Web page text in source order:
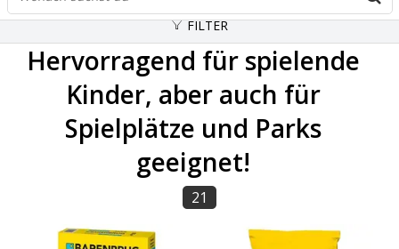
FILTER
Hervorragend für spielende
Kinder, aber auch für
Spielplätze und Parks
geeignet!
21